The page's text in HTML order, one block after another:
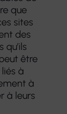
que
sites
des
être
à
à
à leurs